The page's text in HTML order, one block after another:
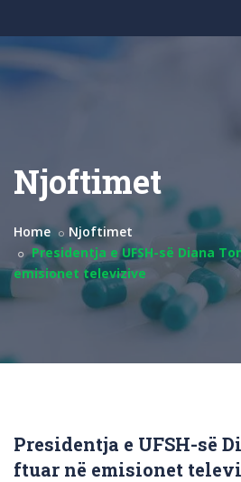
Njoftimet
Home
Njoftimet
Presidentja e UFSH-së Diana
emisionet televizive
Presidentja e UFSH-së
ftuar në emisionet